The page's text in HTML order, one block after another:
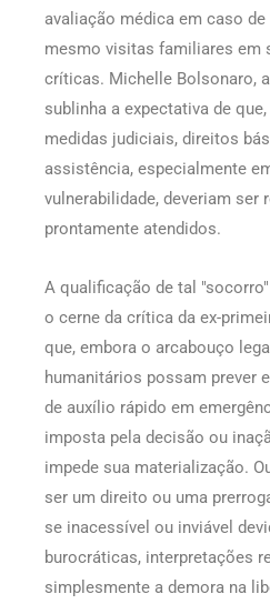
avaliação médica em caso
mesmo visitas familiares em
críticas. Michelle Bolsonaro,
sublinha a expectativa de
medidas judiciais, direitos
assistência, especialmente
vulnerabilidade, deveriam ser
prontamente atendidos.
A qualificação de tal
o cerne da crítica da ex-
que, embora o arcabouço
humanitários possam prever
de auxílio rápido em
imposta pela decisão ou
impede sua materialização.
ser um direito ou uma
se inacessível ou inviável
burocráticas, interpretações
simplesmente a demora na